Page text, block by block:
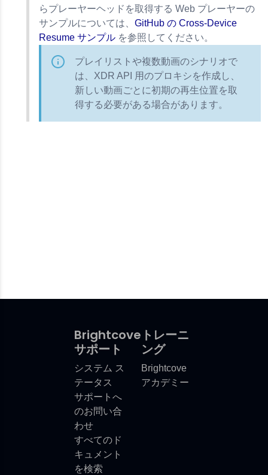
らプレーヤーヘッドを取得する Web プレーヤーの
サンプルについては、 GitHub の Cross-Device
Resume サンプル を参照してください。
プレイリストや複数動画のシナリオで
は、XDR API 用のプロキシを作成し、
新しい動画ごとに初期の再生位置を取
得する必要がある場合があります。
Brightcove
サポート
システム ス
テータス
サポートへ
のお問い合
わせ
すべてのド
キュメント
を検索
トレーニ
ング
Brightcove
アカデミー